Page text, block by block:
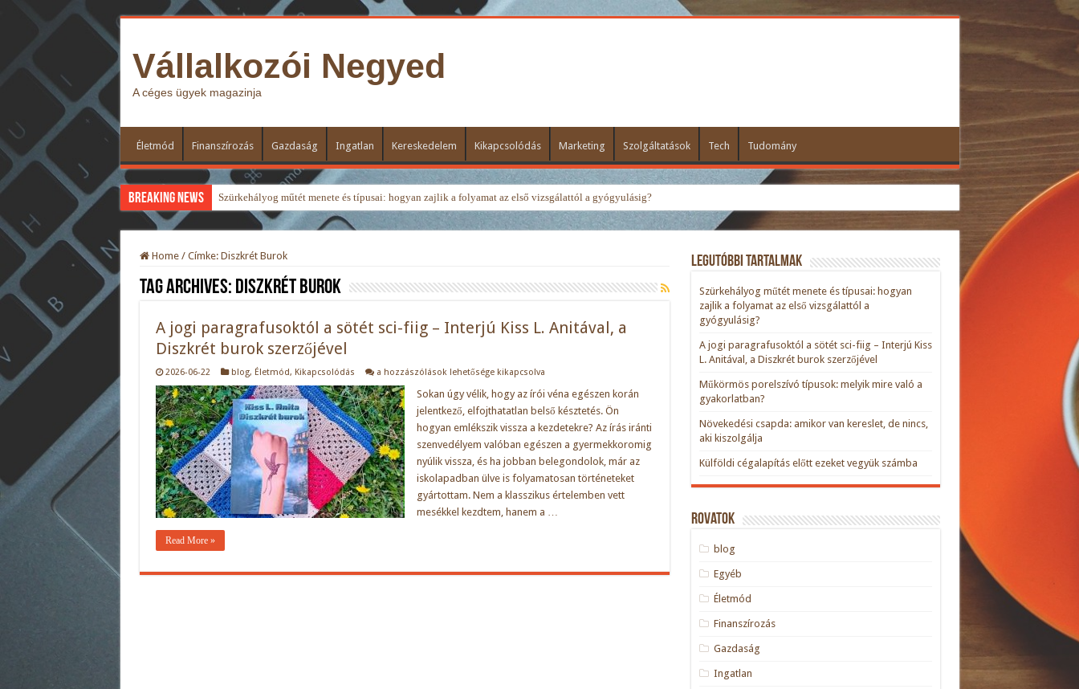
Vállalkozói Negyed
A céges ügyek magazinja
Életmód Finanszírozás Gazdaság Ingatlan Kereskedelem Kikapcsolódás Marketing Szolgáltatások Tech Tudomány
Breaking News Szürkehályog műtét menete és típusai: hogyan zajlik a folyamat az első vizsgálattól a gyógyulásig?
Home / Címke: Diszkrét Burok
Tag Archives: Diszkrét Burok
A jogi paragrafusoktól a sötét sci-fiig – Interjú Kiss L. Anitával, a
Diszkrét burok szerzőjével
2026-06-22 blog, Életmód, Kikapcsolódás
A
paragrafusoktól
a
sötét
sci-
fiig
–
Interjú
Kiss
L.
Anitával,
a
Diszkrét
burok
a hozzászólások lehetősége kikapcsolva
Sokan úgy vélik, hogy az írói véna egészen korán
jelentkező, elfojthatatlan belső késztetés. Ön
hogyan emlékszik vissza a kezdetekre? Az írás iránti
szenvedélyem valóban egészen a gyermekkoromig
nyúlik vissza, és ha jobban belegondolok, már az
iskolapadban ülve is folyamatosan történeteket
gyártottam. Nem a klasszikus értelemben vett
mesékkel kezdtem, hanem a …
Read More »
Legutóbbi tartalmak
Szürkehályog műtét menete és típusai: hogyan
zajlik a folyamat az első vizsgálattól a
gyógyulásig?
A jogi paragrafusoktól a sötét sci-fiig – Interjú Kiss
L. Anitával, a Diszkrét burok szerzőjével
Műkörmös porelszívó típusok: melyik mire való a
gyakorlatban?
Növekedési csapda: amikor van kereslet, de nincs,
aki kiszolgálja
Külföldi cégalapítás előtt ezeket vegyük számba
Rovatok
blog
Egyéb
Életmód
Finanszírozás
Gazdaság
Ingatlan